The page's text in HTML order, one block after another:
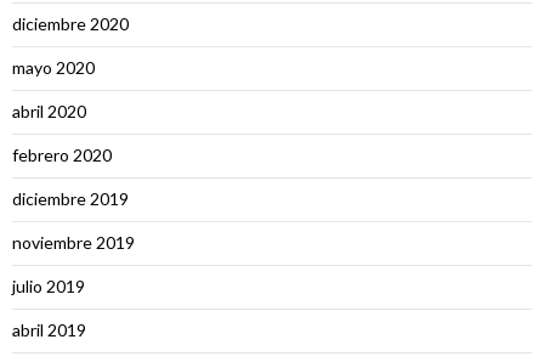
diciembre 2020
mayo 2020
abril 2020
febrero 2020
diciembre 2019
noviembre 2019
julio 2019
abril 2019